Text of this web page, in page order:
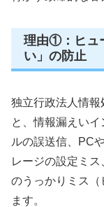
理由①：ヒュ
い」の防止
独立行政法人情報
と、情報漏えい
ルの誤送信、PC
レージの設定ミ
のうっかりミス
ます。